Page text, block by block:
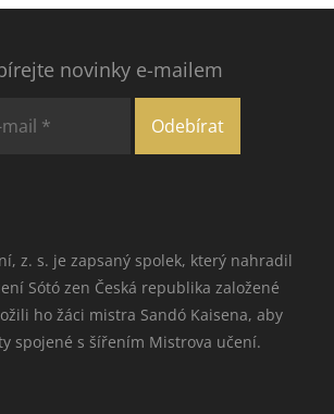
novinky e-mailem
z. s. je zapsaný spolek, který nahradil
Sótó zen Česká republika založené
ho žáci mistra Sandó Kaisena, aby
spojené s šířením Mistrova učení.